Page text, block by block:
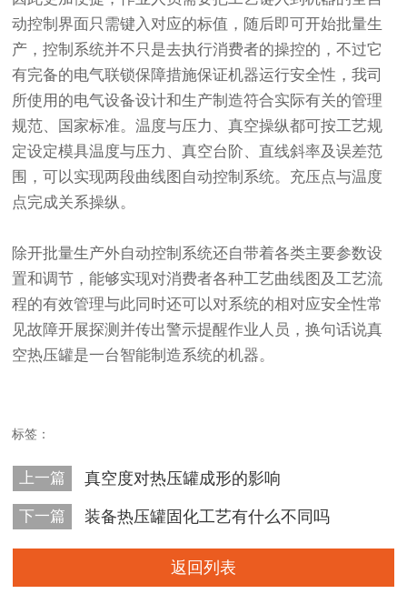
动控制界面只需键入对应的标值，随后即可开始批量生
产，控制系统并不只是去执行消费者的操控的，不过它
有完备的电气联锁保障措施保证机器运行安全性，我司
所使用的电气设备设计和生产制造符合实际有关的管理
规范、国家标准。温度与压力、真空操纵都可按工艺规
定设定模具温度与压力、真空台阶、直线斜率及误差范
围，可以实现两段曲线图自动控制系统。充压点与温度
点完成关系操纵。
除开批量生产外自动控制系统还自带着各类主要参数设
置和调节，能够实现对消费者各种工艺曲线图及工艺流
程的有效管理与此同时还可以对系统的相对应安全性常
见故障开展探测并传出警示提醒作业人员，换句话说真
空热压罐是一台智能制造系统的机器。
标签：
上一篇 真空度对热压罐成形的影响
下一篇 装备热压罐固化工艺有什么不同吗
返回列表